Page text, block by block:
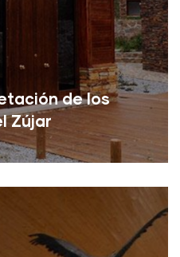
de los
Zújar